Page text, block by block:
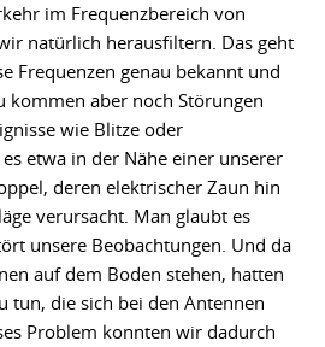
im Frequenzbereich von
natürlich herausfiltern. Das geht
Frequenzen genau bekannt und
kommen aber noch Störungen
wie Blitze oder
etwa in der Nähe einer unserer
deren elektrischer Zaun hin
verursacht. Man glaubt es
unsere Beobachtungen. Und da
auf dem Boden stehen, hatten
tun, die sich bei den Antennen
Problem konnten wir dadurch